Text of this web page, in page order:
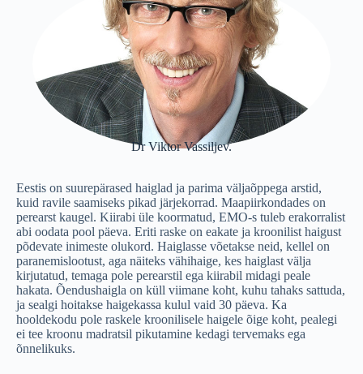
Dr Viktor Vassiljev.
Eestis on suurepärased haiglad ja parima väljaõppega arstid,
kuid ravile saamiseks pikad järjekorrad. Maapiirkondades on
perearst kaugel. Kiirabi üle koormatud, EMO-s tuleb erakorralist
abi oodata pool päeva. Eriti raske on eakate ja kroonilist haigust
põdevate inimeste olukord. Haiglasse võetakse neid, kellel on
paranemislootust, aga näiteks vähihaige, kes haiglast välja
kirjutatud, temaga pole perearstil ega kiirabil midagi peale
hakata. Õendushaigla on küll viimane koht, kuhu tahaks sattuda,
ja sealgi hoitakse haigekassa kulul vaid 30 päeva. Ka
hooldekodu pole raskele kroonilisele haigele õige koht, pealegi
ei tee kroonu madratsil pikutamine kedagi tervemaks ega
õnnelikuks.